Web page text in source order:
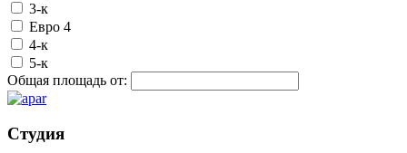
3-к
Евро 4
4-к
5-к
Общая площадь от:
Студия